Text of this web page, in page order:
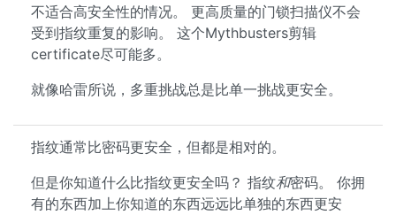
不适合高安全性的情况。 更高质量的门锁扫描仪不会
受到指纹重复的影响。 这个Mythbusters剪辑
certificate尽可能多。
就像哈雷所说，多重挑战总是比单一挑战更安全。
指纹通常比密码更安全，但都是相对的。
但是你知道什么比指纹更安全吗？ 指纹和密码。 你拥
有的东西加上你知道的东西远远比单独的东西更安